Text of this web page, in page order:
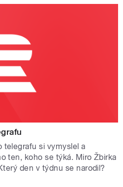
telegrafu si vymyslel a
ten, koho se týká. Miro Žbirka
den v týdnu se narodil?